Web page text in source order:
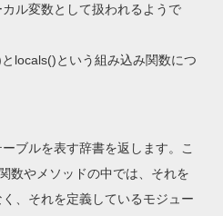
ル変数として扱われるようで
locals()という組み込み関数につ
ブルを表す辞書を返します。こ
数やメソッドの中では、それを
、それを定義しているモジュー